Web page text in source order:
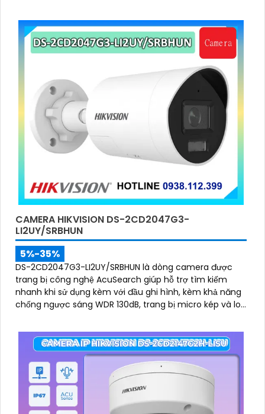
CAMERA HIKVISION DS-2CD2047G3-
LI2UY/SRBHUN
5%-35%
DS-2CD2047G3-LI2UY/SRBHUN là dòng camera được
trang bị công nghệ AcuSearch giúp hỗ trợ tìm kiếm
nhanh khi sử dụng kèm với đầu ghi hình, kèm khả năng
chống ngược sáng WDR 130dB, trang bị micro kép và loa